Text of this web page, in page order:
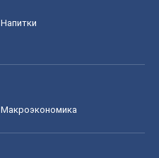
Напитки
Mакроэкономика